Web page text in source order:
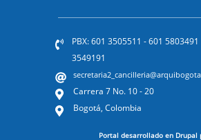
PBX: 601 3505511 - 601
3549191
Carrera 7 No. 10 - 20
Bogotá, Colombia
Portal desarrollado en Drupal